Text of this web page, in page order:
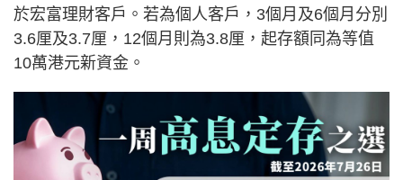
於宏富理財客戶。若為個人客戶，3個月及6個月分別
3.6厘及3.7厘，12個月則為3.8厘，起存額同為等值
10萬港元新資金。